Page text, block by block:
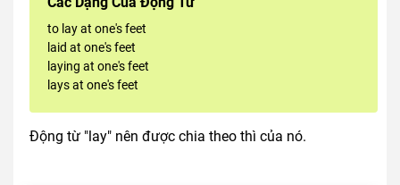
to lay at one's feet
laid at one's feet
laying at one's feet
lays at one's feet
Động từ "lay" nên được chia theo thì của nó.